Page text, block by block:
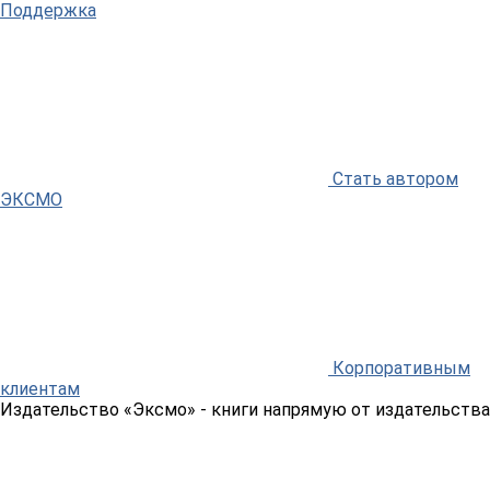
Поддержка
Стать автором
ЭКСМО
Корпоративным
клиентам
Издательство «Эксмо» - книги напрямую от издательства